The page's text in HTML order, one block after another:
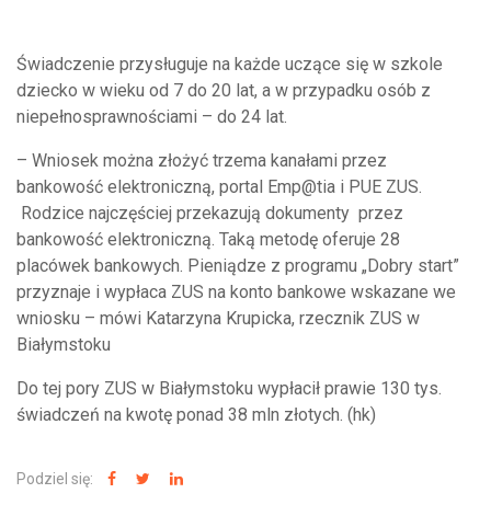
Świadczenie przysługuje na każde uczące się w szkole
dziecko w wieku od 7 do 20 lat, a w przypadku osób z
niepełnosprawnościami – do 24 lat.
– Wniosek można złożyć trzema kanałami przez
bankowość elektroniczną, portal Emp@tia i PUE ZUS.
Rodzice najczęściej przekazują dokumenty przez
bankowość elektroniczną. Taką metodę oferuje 28
placówek bankowych. Pieniądze z programu „Dobry start”
przyznaje i wypłaca ZUS na konto bankowe wskazane we
wniosku – mówi Katarzyna Krupicka, rzecznik ZUS w
Białymstoku
Do tej pory ZUS w Białymstoku wypłacił prawie 130 tys.
świadczeń na kwotę ponad 38 mln złotych. (hk)
Podziel się: